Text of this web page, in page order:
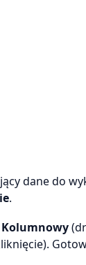
dane do
.
Kolumnowy